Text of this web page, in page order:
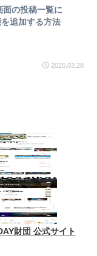
の投稿一覧に
を追加する方法
2025.03.28
財団 公式サイト